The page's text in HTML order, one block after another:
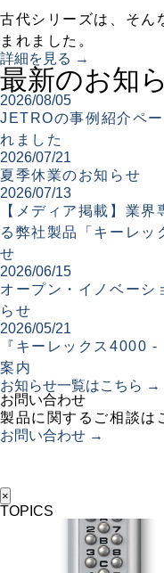
古代シリーズは、そん
まれました。
詳細を見る →
最新のお知
2026/08/05
JETROの事例紹介ペ
れました
2026/07/21
夏季休業のお知らせ
2026/07/13
【メディア掲載】業
る弊社製品「キーレッ
せ
2026/06/15
オープン・イノベーシ
らせ
2026/05/21
『キーレックス4000
案内
お知らせ一覧はこちら →
お問い合わせ
製品に関するご相談は
お問い合わせ →
×
TOPICS